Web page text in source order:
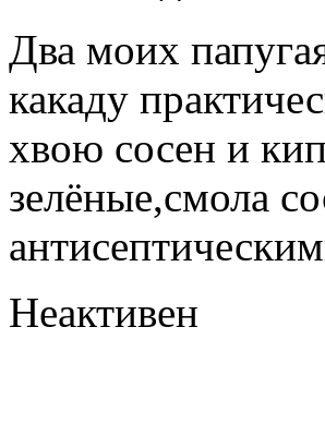
Два моих
какаду
хвою сосен и
зелёные,смола
Неактивен